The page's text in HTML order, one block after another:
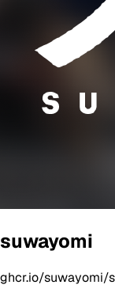
suwayomi
ghcr.io/suwayomi/